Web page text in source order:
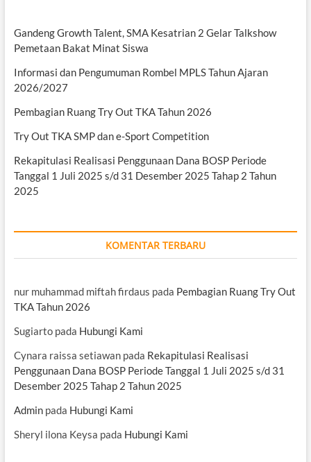
Gandeng Growth Talent, SMA Kesatrian 2 Gelar Talkshow
Pemetaan Bakat Minat Siswa
Informasi dan Pengumuman Rombel MPLS Tahun Ajaran
2026/2027
Pembagian Ruang Try Out TKA Tahun 2026
Try Out TKA SMP dan e-Sport Competition
Rekapitulasi Realisasi Penggunaan Dana BOSP Periode
Tanggal 1 Juli 2025 s/d 31 Desember 2025 Tahap 2 Tahun
2025
KOMENTAR TERBARU
nur muhammad miftah firdaus pada Pembagian Ruang Try Out
TKA Tahun 2026
Sugiartopada Hubungi Kami
Cynara raissa setiawanpada Rekapitulasi Realisasi
Penggunaan Dana BOSP Periode Tanggal 1 Juli 2025 s/d 31
Desember 2025 Tahap 2 Tahun 2025
Adminpada Hubungi Kami
Sheryl ilona Keysa pada Hubungi Kami